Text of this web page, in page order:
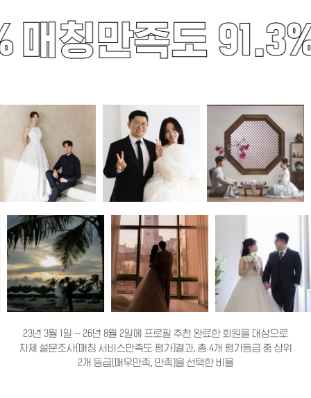
매칭만족도
23년 3월 1일 ~ 26년 8월 2일에 프로필 추천 완료한 회원을 대상으로
자체 설문조사(매칭 서비스만족도 평가)결과, 총 4개 평가등급 중 상위
2개 등급(매우만족, 만족)을 선택한 비율